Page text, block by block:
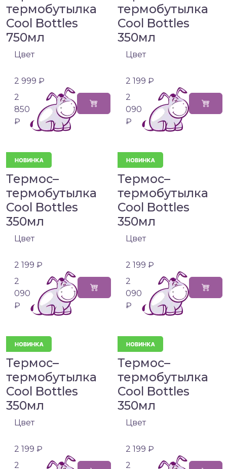
термобутылка
Cool Bottles
750мл
Цвет
2 999 ₽
2
850
₽
термобутылка
Cool Bottles
350мл
Цвет
2 199 ₽
2
090
₽
Термос–
термобутылка
Cool Bottles
350мл
Цвет
2 199 ₽
2
090
₽
Термос–
термобутылка
Cool Bottles
350мл
Цвет
2 199 ₽
2
090
₽
Термос–
термобутылка
Cool Bottles
350мл
Цвет
2 199 ₽
2
Термос–
термобутылка
Cool Bottles
350мл
Цвет
2 199 ₽
2